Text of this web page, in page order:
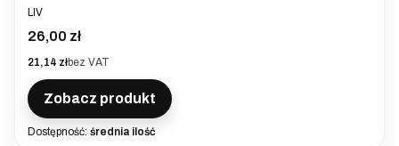
PRODUCENT
LIV
Cena
26,00 zł
Cena
21,14 złbez VAT
Zobacz produkt
Dostępność: średnia ilość